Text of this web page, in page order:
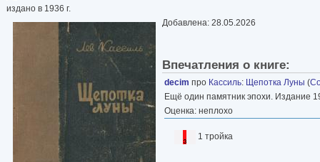
издано в 1936 г.
Добавлена: 28.05.2026
Впечатления о книге:
decim про Кассиль: Щепотка Луны (
Ещё один памятник эпохи. Издание
Оценка: неплохо
1 тройка